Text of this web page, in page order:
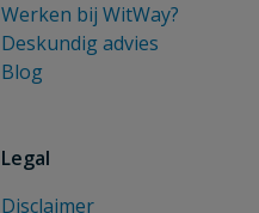
Werken bij WitWay?
Deskundig advies
Blog
Legal
Disclaimer